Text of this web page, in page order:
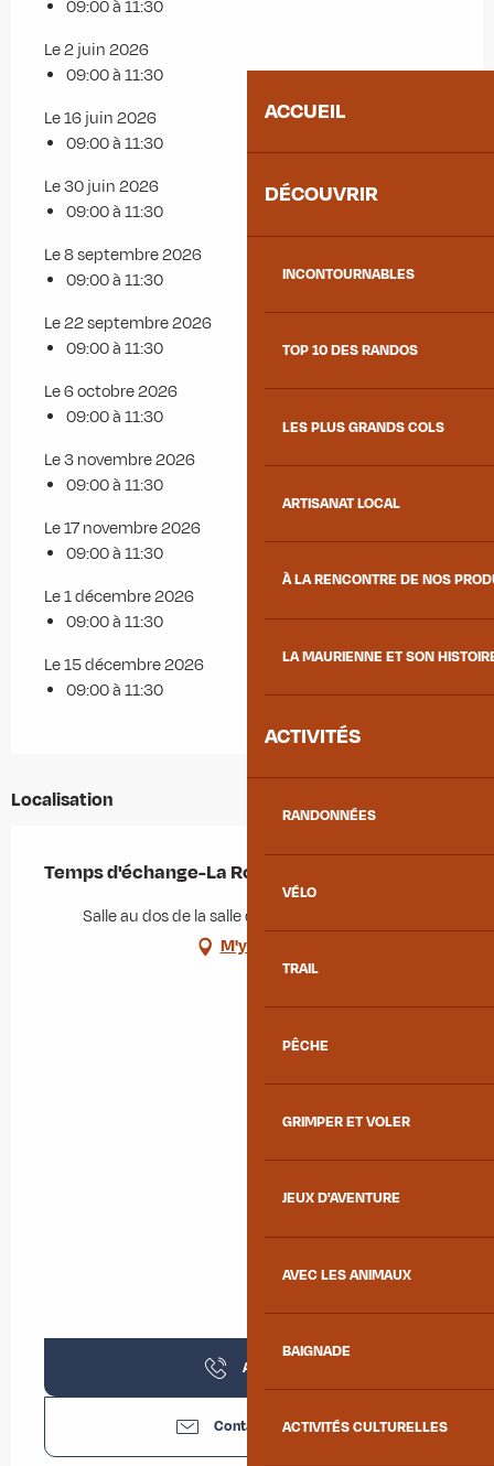
ACCUEIL
DÉCOUVRIR
INCONTOURNABLES
TOP 10 DES RANDOS
LES PLUS GRANDS COLS
ARTISANAT LOCAL
À LA RENCONTRE DE NOS
LA MAURIENNE ET SON
ACTIVITÉS
RANDONNÉES
VÉLO
TRAIL
PÊCHE
GRIMPER ET VOLER
JEUX D'AVENTURE
AVEC LES ANIMAUX
BAIGNADE
ACTIVITÉS CULTURELLES
09:00 à 11:30
Le 2 juin 2026
09:00 à 11:30
Le 16 juin 2026
09:00 à 11:30
Le 30 juin 2026
09:00 à 11:30
Le 8 septembre 2026
09:00 à 11:30
Le 22 septembre 2026
09:00 à 11:30
Le 6 octobre 2026
09:00 à 11:30
Le 3 novembre 2026
09:00 à 11:30
Le 17 novembre 2026
09:00 à 11:30
Le 1 décembre 2026
09:00 à 11:30
Le 15 décembre 2026
09:00 à 11:30
Localisation
Temps d'échange-La Roul'hotte à Aiton
Salle au dos de la salle des fêtes, 73220 Aiton
M'y rendre
Appeler
Contactez-nous